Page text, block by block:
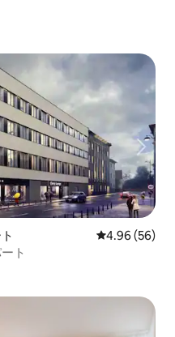
レビュー56
4.96 (56)
ト